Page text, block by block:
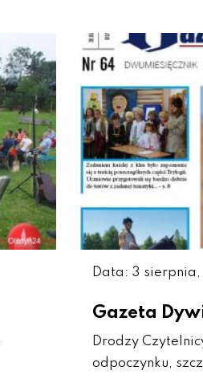
Data: 3 sierpnia,
Gazeta
Drodzy
odpoczynku,